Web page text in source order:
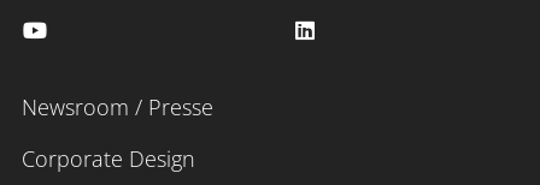
Newsroom / Presse
Corporate Design